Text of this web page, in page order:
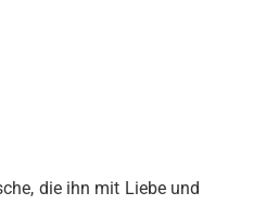
die ihn mit Liebe und